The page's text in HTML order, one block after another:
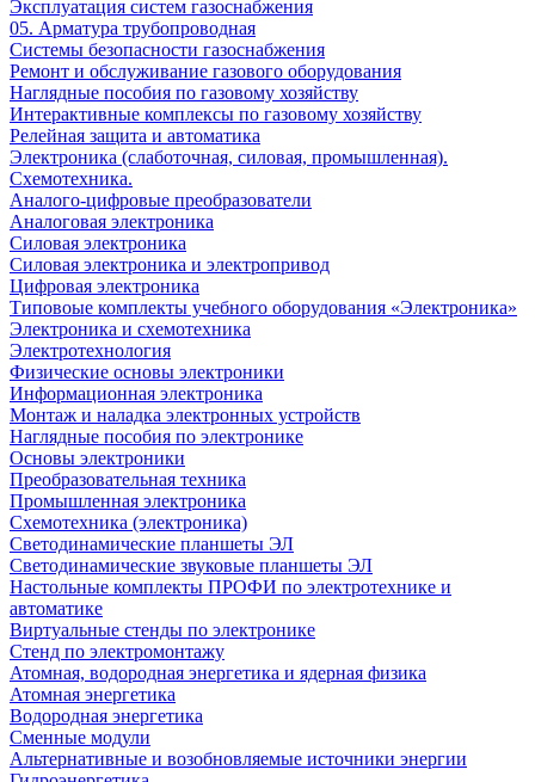
Эксплуатация систем газоснабжения
05. Арматура трубопроводная
Системы безопасности газоснабжения
Ремонт и обслуживание газового оборудования
Наглядные пособия по газовому хозяйству
Интерактивные комплексы по газовому хозяйству
Релейная защита и автоматика
Электроника (слаботочная, силовая, промышленная).
Схемотехника.
Аналого-цифровые преобразователи
Аналоговая электроника
Cиловая электроника
Cиловая электроника и электропривод
Цифровая электроника
Типовоые комплекты учебного оборудования «Электроника»
Электроника и схемотехника
Электротехнология
Физические основы электроники
Информационная электроника
Монтаж и наладка электронных устройств
Наглядные пособия по электронике
Основы электроники
Преобразовательная техника
Промышленная электроника
Схемотехника (электроника)
Светодинамические планшеты ЭЛ
Светодинамические звуковые планшеты ЭЛ
Настольные комплекты ПРОФИ по электротехнике и
автоматике
Виртуальные стенды по электронике
Стенд по электромонтажу
Атомная, водородная энергетика и ядерная физика
Атомная энергетика
Водородная энергетика
Сменные модули
Альтернативные и возобновляемые источники энергии